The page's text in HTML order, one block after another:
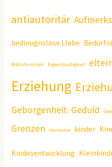
antiautoritär
bedinugnslose LIebe
Bildschirmzeit Eigenständigkeit
Erziehung
Geborgenheit Geduld
Grenzen Harmonie kinder
Kindesentwicklung